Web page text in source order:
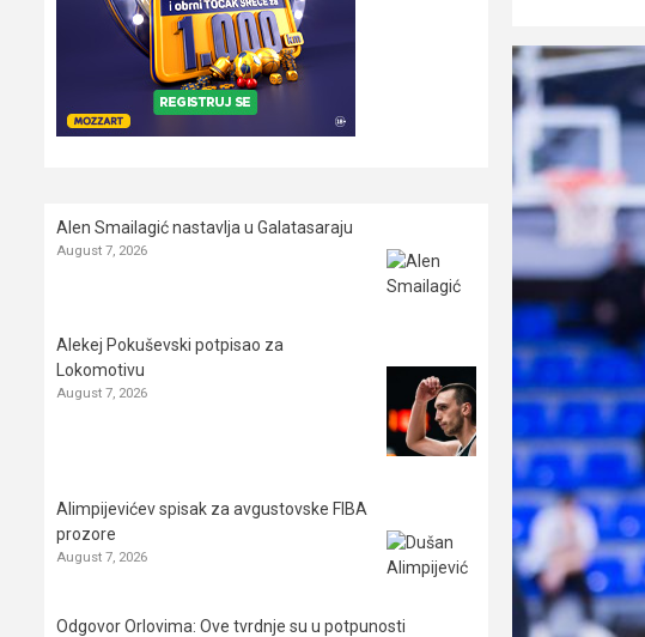
Alen Smailagić nastavlja u Galatasaraju
August 7, 2026
Alekej Pokuševski potpisao za
Lokomotivu
August 7, 2026
Alimpijevićev spisak za avgustovske FIBA
prozore
August 7, 2026
Odgovor Orlovima: ​Ove tvrdnje su u potpunosti